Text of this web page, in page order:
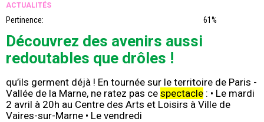
ACTUALITÉS
Pertinence: 61%
Découvrez des avenirs aussi
redoutables que drôles !
qu’ils germent déjà ! En tournée sur le territoire de Paris -
Vallée de la Marne, ne ratez pas ce spectacle : • Le mardi
2 avril à 20h au Centre des Arts et Loisirs à Ville de
Vaires-sur-Marne • Le vendredi